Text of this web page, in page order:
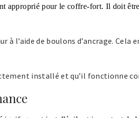
approprié pour le coffre-fort. Il doit
à l’aide de boulons d’ancrage.
installé et qu’il fonctionne